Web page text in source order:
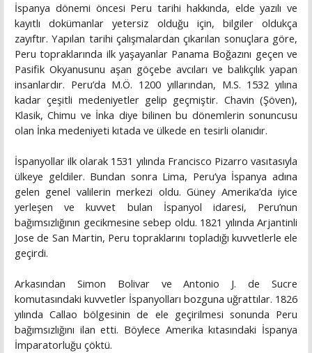
İspanya dönemi öncesi Peru tarihi hakkında, elde yazılı ve
kayıtlı dokümanlar yetersiz olduğu için, bilgiler oldukça
zayıftır. Yapılan tarihi çalışmalardan çıkarılan sonuçlara göre,
Peru topraklarında ilk yaşayanlar Panama Boğazını geçen ve
Pasifik Okyanusunu aşan göçebe avcıları ve balıkçılık yapan
insanlardır. Peru’da M.Ö. 1200 yıllarından, M.S. 1532 yılına
kadar çeşitli medeniyetler gelip geçmiştir. Chavin (Şöven),
Klasik, Chimu ve İnka diye bilinen bu dönemlerin sonuncusu
olan İnka medeniyeti kıtada ve ülkede en tesirli olanıdır.
İspanyollar ilk olarak 1531 yılında Francisco Pizarro vasıtasıyla
ülkeye geldiler. Bundan sonra Lima, Peru’ya İspanya adına
gelen genel valilerin merkezi oldu. Güney Amerika’da iyice
yerleşen ve kuvvet bulan İspanyol idaresi, Peru’nun
bağımsızlığının gecikmesine sebep oldu. 1821 yılında Arjantinli
Jose de San Martin, Peru topraklarını topladığı kuvvetlerle ele
geçirdi.
Arkasından Simon Bolivar ve Antonio J. de Sucre
komutasındaki kuvvetler İspanyolları bozguna uğrattılar. 1826
yılında Callao bölgesinin de ele geçirilmesi sonunda Peru
bağımsızlığını ilan etti. Böylece Amerika kıtasındaki İspanya
İmparatorluğu çöktü.